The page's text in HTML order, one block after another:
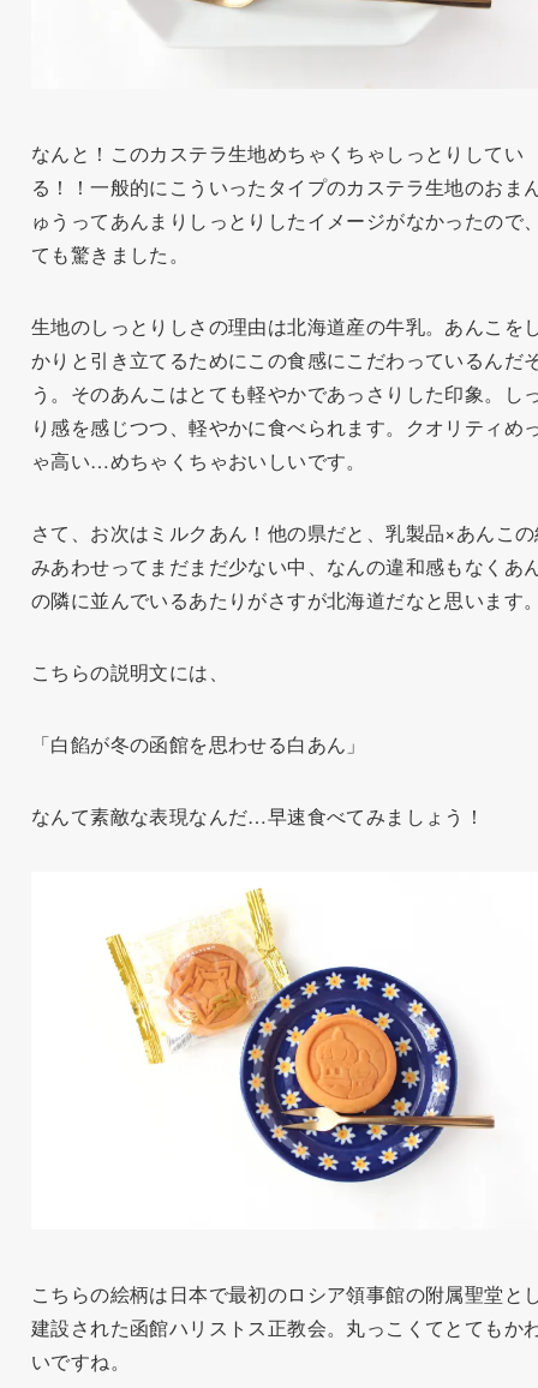
なんと！このカステラ生地めちゃくちゃしっとりしてい
る！！一般的にこういったタイプのカステラ生地のおま
ゅうってあんまりしっとりしたイメージがなかったので
ても驚きました。
生地のしっとりしさの理由は北海道産の牛乳。あんこを
かりと引き立てるためにこの食感にこだわっているんだ
う。そのあんこはとても軽やかであっさりした印象。し
り感を感じつつ、軽やかに食べられます。クオリティめ
ゃ高い…めちゃくちゃおいしいです。
さて、お次はミルクあん！他の県だと、乳製品×あんこ
みあわせってまだまだ少ない中、なんの違和感もなくあ
の隣に並んでいるあたりがさすが北海道だなと思います
こちらの説明文には、
「白餡が冬の函館を思わせる白あん」
なんて素敵な表現なんだ…早速食べてみましょう！
こちらの絵柄は日本で最初のロシア領事館の附属聖堂と
建設された函館ハリストス正教会。丸っこくてとてもか
いですね。